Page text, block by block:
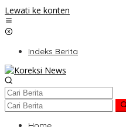
Lewati ke konten
Indeks Berita